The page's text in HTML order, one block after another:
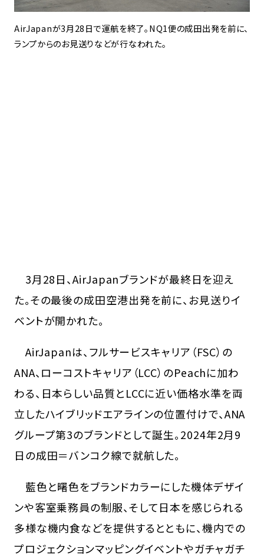
AirJapanが3月28日で運航を終了。NQ1便の成田出発を前に、
ランプからのお見送りなどが行なわれた。
3月28日、AirJapanブランドが最終日を迎え
た。その最後の成田空港出発を前に、お見送りイ
ベントが開かれた。
AirJapanは、フルサービスキャリア（FSC）の
ANA、ローコストキャリア（LCC）のPeachに加わ
わる、日本らしい品質とLCCに近い価格水準を両
立したハイブリッドエアラインの位置付けで、ANA
グループ第3のブランドとして誕生。2024年2月9
日の成田＝バンコク線で就航した。
藍色と曙色をブランドカラーにした機体デザイ
ンや客室乗務員の制服、そして日本を感じられる
多様な機内食などを提供するとともに、機内での
プロジェクションマッピングイベントやガチャガチ